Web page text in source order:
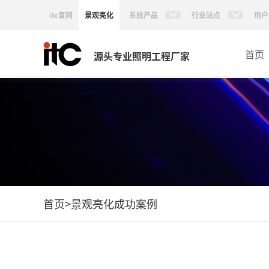
itc官网 景观亮化 系统产品 行业站点 用
源头专业照明工程厂家 首页
首页>景观亮化成功案例